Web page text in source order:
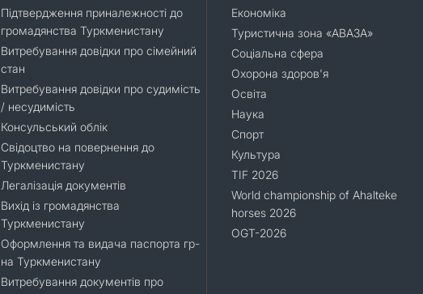
Підтвердження приналежності до
громадянства Туркменистану
Витребування довідки про сімейний
стан
Витребування довідки про судимість
/ несудимість
Консульський облік
Свідоцтво на повернення до
Туркменистану
Легалізація документів
Вихід із громадянства
Туркменистану
Оформлення та видача паспорта гр-
на Туркменистану
Витребування документів про
Економіка
Туристична зона «АВАЗА»
Соціальна сфера
Охорона здоров'я
Освіта
Наука
Спорт
Культура
TIF 2026
World championship of Ahalteke
horses 2026
OGT-2026